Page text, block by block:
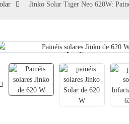
Jinko Solar Tiger Neo 620W:
Loading...
Loading...